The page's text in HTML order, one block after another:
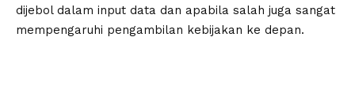
dijebol dalam input data dan apabila salah juga sangat
mempengaruhi pengambilan kebijakan ke depan.